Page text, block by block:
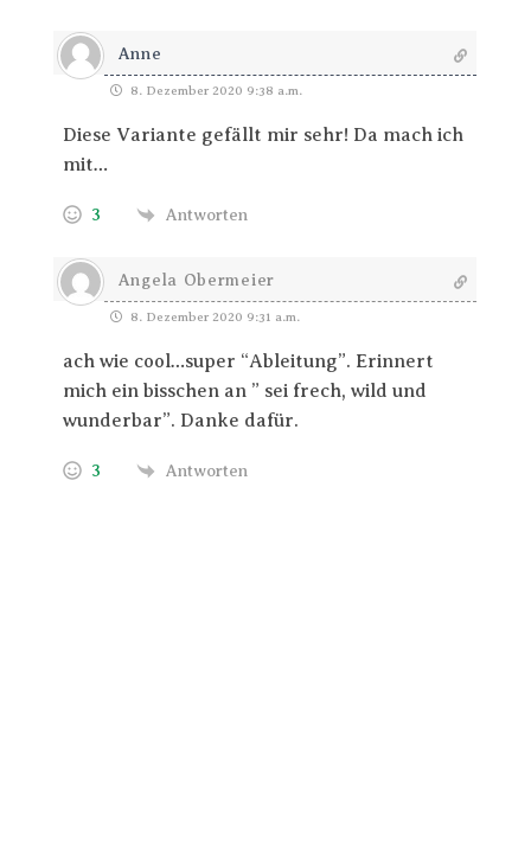
Anne
8. Dezember 2020 9:38 a.m.
Diese Variante gefällt mir sehr! Da mach ich
mit…
3 Antworten
Angela Obermeier
8. Dezember 2020 9:31 a.m.
ach wie cool…super “Ableitung”. Erinnert
mich ein bisschen an ” sei frech, wild und
wunderbar”. Danke dafür.
3 Antworten